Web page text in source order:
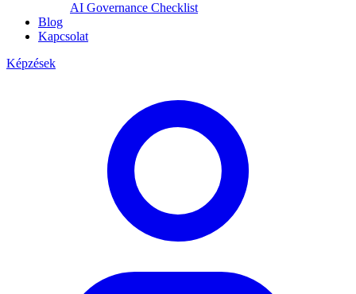
AI Governance Checklist
Blog
Kapcsolat
Képzések